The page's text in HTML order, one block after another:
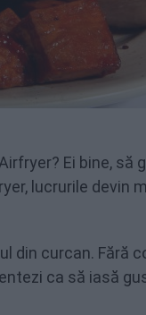
Ei bine, să
lucrurile devin
curcan. Fără
ca să iasă